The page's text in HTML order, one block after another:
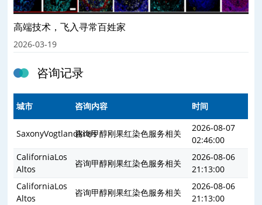
高端技术，飞入寻常百姓家
2026-03-19
咨询记录
城市 咨询内容 时间
SaxonyVogtlandkreis咨询甲醇刚果红染色服务相关
2026-08-07
02:46:00
CaliforniaLos
Altos
咨询甲醇刚果红染色服务相关
2026-08-06
21:13:00
CaliforniaLos
Altos
咨询甲醇刚果红染色服务相关
2026-08-06
21:13:00